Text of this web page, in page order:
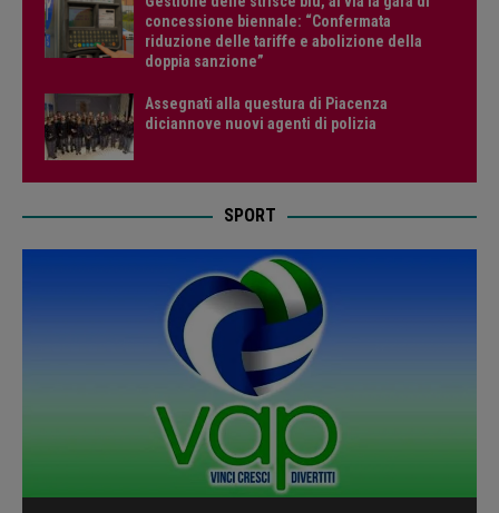
concessione biennale: “Confermata
riduzione delle tariffe e abolizione della
doppia sanzione”
Assegnati alla questura di Piacenza
diciannove nuovi agenti di polizia
SPORT